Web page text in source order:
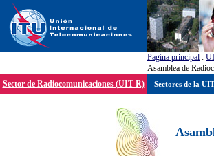
Pagína principal :
Asamblea de
Sector de Radiocomunicaciones (UIT-R)
Sectores de la